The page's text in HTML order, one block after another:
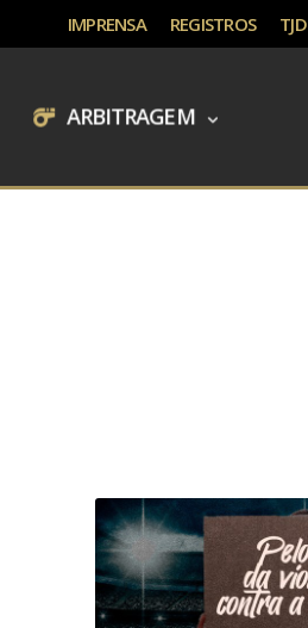
IMPRENSA REGISTROS TJD
ARBITRAGEM